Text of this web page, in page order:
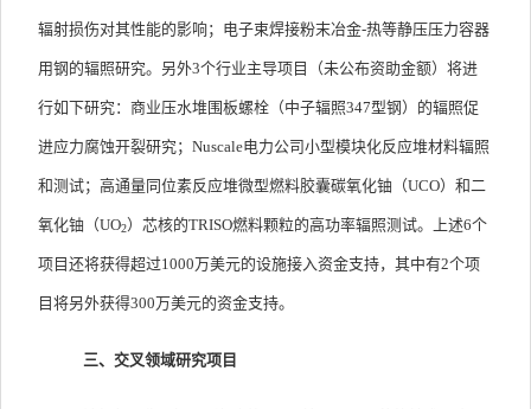
辐射损伤对其性能的影响；电子束焊接粉末冶金-热等静压压力容器
用钢的辐照研究。另外3个行业主导项目（未公布资助金额）将进
行如下研究：商业压水堆围板螺栓（中子辐照347型钢）的辐照促
进应力腐蚀开裂研究；Nuscale电力公司小型模块化反应堆材料辐照
和测试；高通量同位素反应堆微型燃料胶囊碳氧化铀（UCO）和二
氧化铀（UO2）芯核的TRISO燃料颗粒的高功率辐照测试。上述6个
项目还将获得超过1000万美元的设施接入资金支持，其中有2个项
目将另外获得300万美元的资金支持。
三、交叉领域研究项目